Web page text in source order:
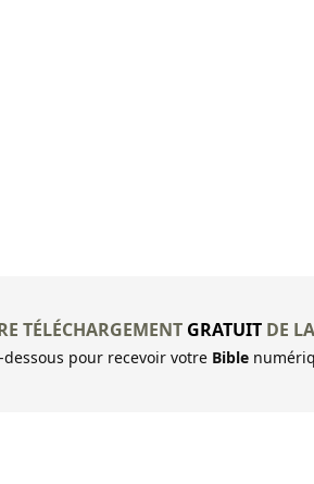
TÉLÉCHARGEMENT GRATUIT DE
pour recevoir votre Bible